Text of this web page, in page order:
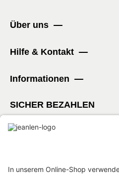
Über uns
Hilfe & Kontakt
Informationen
SICHER BEZAHLEN